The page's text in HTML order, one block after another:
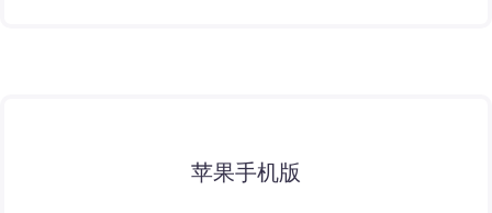
苹果手机版